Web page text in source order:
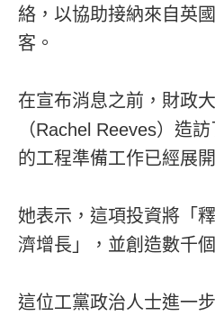
絡，以協助接納來自英
客。
在宣布消息之前，財政
（Rachel Reeves）造
的工程準備工作已經展開
她表示，這項投資將「
濟增長」，並創造數千
這位工黨政治人士進一